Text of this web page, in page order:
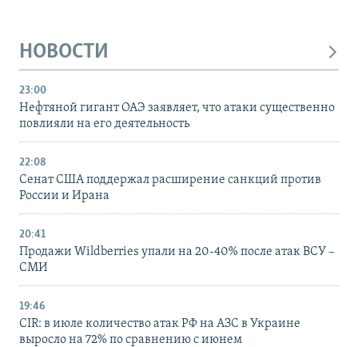
НОВОСТИ
23:00
Нефтяной гигант ОАЭ заявляет, что атаки существенно
повлияли на его деятельность
22:08
Сенат США поддержал расширение санкций против
России и Ирана
20:41
Продажи Wildberries упали на 20-40% после атак ВСУ –
СМИ
19:46
CIR: в июле количество атак РФ на АЗС в Украине
выросло на 72% по сравнению с июнем